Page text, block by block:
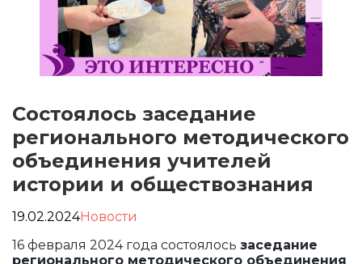
Состоялось заседание
регионального методического
объединения учителей
истории и обществознания
19.02.2024Новости
16 февраля 2024 года состоялось заседание
регионального методического объединения